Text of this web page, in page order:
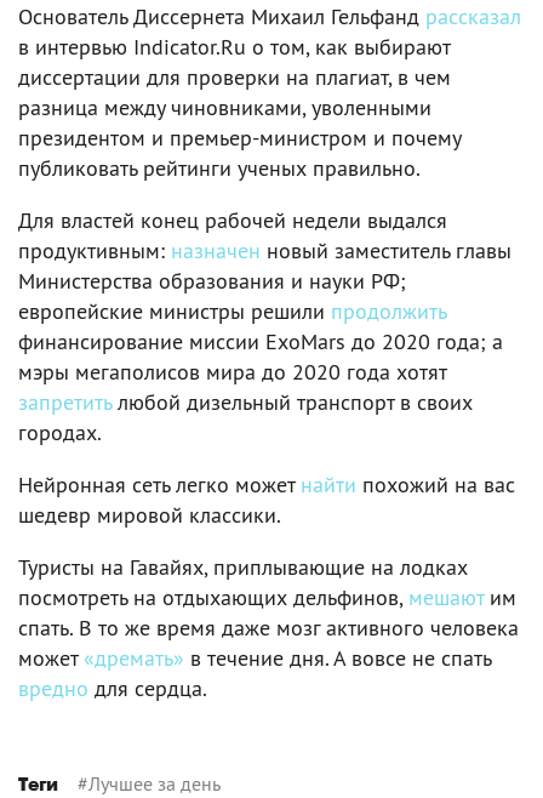
Основатель Диссернета Михаил Гельфанд рассказал
в интервью Indicator.Ru о том, как выбирают
диссертации для проверки на плагиат, в чем
разница между чиновниками, уволенными
президентом и премьер-министром и почему
публиковать рейтинги ученых правильно.
Для властей конец рабочей недели выдался
продуктивным: назначен новый заместитель главы
Министерства образования и науки РФ;
европейские министры решили продолжить
финансирование миссии ExoMars до 2020 года; а
мэры мегаполисов мира до 2020 года хотят
запретитьлюбой дизельный транспорт в своих
городах.
Нейронная сеть легко можетнайти похожий на вас
шедевр мировой классики.
Туристы на Гавайях, приплывающие на лодках
посмотреть на отдыхающих дельфинов, мешаютим
спать. В то же время даже мозг активного человека
может«дремать» в течение дня. А вовсе не спать
вредно для сердца.
Теги #Лучшее за день